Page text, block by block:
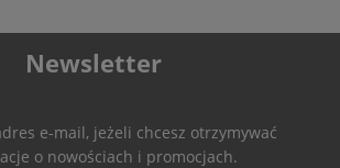
Newsletter
e-mail, jeżeli chcesz otrzymywać
o nowościach i promocjach.